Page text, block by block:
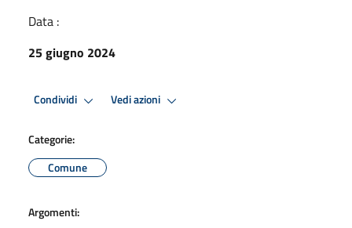
Data :
25 giugno 2024
Condividi Vedi azioni
Categorie:
Comune
Argomenti: